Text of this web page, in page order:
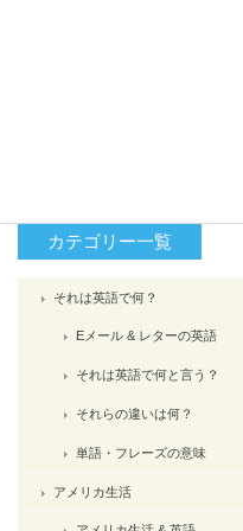
カテゴリー一覧
それは英語で何？
Eメール & レターの英語
それは英語で何と言う？
それらの違いは何？
単語・フレーズの意味
アメリカ生活